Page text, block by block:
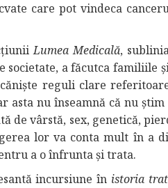
care pot vindeca
Lumea Medicală,
a făcutca familiile
reguli clare
asta nu înseamnă că nu
de vârstă, sex, genetică,
lor va conta mult în a
a o înfrunta și trata.
incursiune în istoria